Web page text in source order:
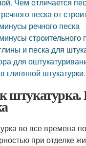
песка от
речного песка
строительного
и песка для
для
глиняной штукатурки.
во все времена
при отделке